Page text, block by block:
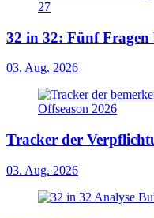
32 in 32: Fünf Fragen
03. Aug. 2026
Tracker der
03. Aug. 2026